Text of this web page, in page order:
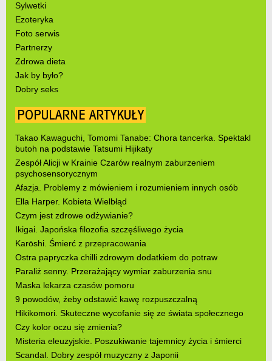
Sylwetki
Ezoteryka
Foto serwis
Partnerzy
Zdrowa dieta
Jak by było?
Dobry seks
POPULARNE ARTYKUŁY
Takao Kawaguchi, Tomomi Tanabe: Chora tancerka. Spektakl
butoh na podstawie Tatsumi Hijikaty
Zespół Alicji w Krainie Czarów realnym zaburzeniem
psychosensorycznym
Afazja. Problemy z mówieniem i rozumieniem innych osób
Ella Harper. Kobieta Wielbłąd
Czym jest zdrowe odżywianie?
Ikigai. Japońska filozofia szczęśliwego życia
Karōshi. Śmierć z przepracowania
Ostra papryczka chilli zdrowym dodatkiem do potraw
Paraliż senny. Przerażający wymiar zaburzenia snu
Maska lekarza czasów pomoru
9 powodów, żeby odstawić kawę rozpuszczalną
Hikikomori. Skuteczne wycofanie się ze świata społecznego
Czy kolor oczu się zmienia?
Misteria eleuzyjskie. Poszukiwanie tajemnicy życia i śmierci
Scandal. Dobry zespół muzyczny z Japonii